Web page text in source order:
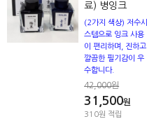
료) 병잉크
(2가지 색상) 저수시
스템으로 잉크 사용
이 편리하며, 진하고
깔끔한 필기감이 우
수합니다.
42,000원
31,500원
310원 적립